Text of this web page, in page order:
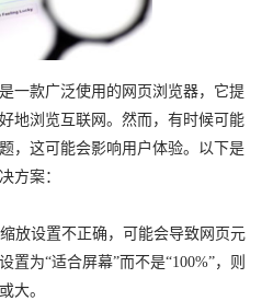
一款广泛使用的网页浏览器，它提
地浏览互联网。然而，有时候可能
，这可能会影响用户体验。以下是
方案：
放设置不正确，可能会导致网页元
为“适合屏幕”而不是“100%”，则
大。